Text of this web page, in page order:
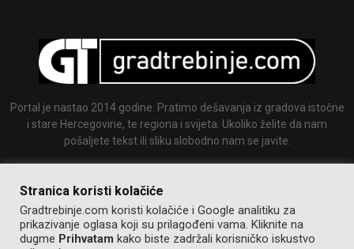
Portal je nastao 2014 godine. Pratimo dešavanja iz gradova istočne
i stare Hercegovine, te regiona i svijeta. Ukoliko želite da nam
pošaljete tekst ili sliku slobodno nam se javite.
Stranica koristi kolačiće
Gradtrebinje.com koristi kolačiće i Google analitiku za
prikazivanje oglasa koji su prilagođeni vama. Kliknite na
dugme Prihvatam kako biste zadržali korisničko iskustvo